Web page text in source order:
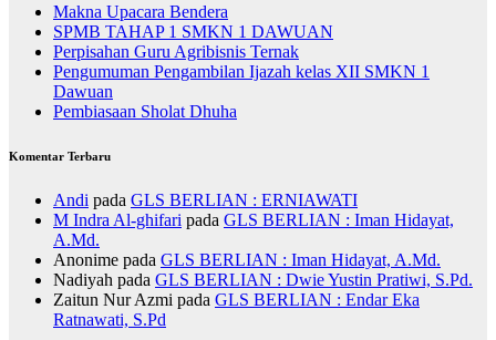
Makna Upacara Bendera
SPMB TAHAP 1 SMKN 1 DAWUAN
Perpisahan Guru Agribisnis Ternak
Pengumuman Pengambilan Ijazah kelas XII SMKN 1
Dawuan
Pembiasaan Sholat Dhuha
Komentar Terbaru
Andi pada GLS BERLIAN : ERNIAWATI
M Indra Al-ghifari pada GLS BERLIAN : Iman Hidayat,
A.Md.
Anonime pada GLS BERLIAN : Iman Hidayat, A.Md.
Nadiyah pada GLS BERLIAN : Dwie Yustin Pratiwi, S.Pd.
Zaitun Nur Azmi pada GLS BERLIAN : Endar Eka
Ratnawati, S.Pd